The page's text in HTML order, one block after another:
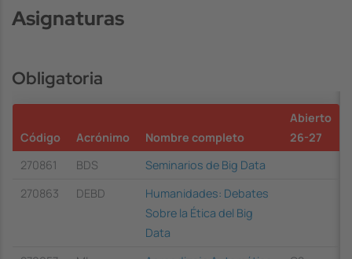
Asignaturas
Obligatoria
Código Acrónimo Nombre completo
Abierto
26-27
270861
BDS
Seminarios de Big Data
270863
DEBD
Humanidades: Debates
Sobre la Ética del Big
Data